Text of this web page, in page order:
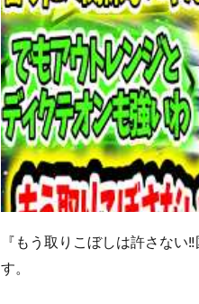
『もう取りこぼしは許さな
す。